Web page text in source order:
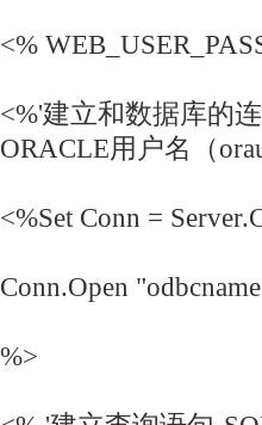
<%
<%'建立和数据库的
ORACLE用户名（
<%Set Conn =
Conn.Open
%>